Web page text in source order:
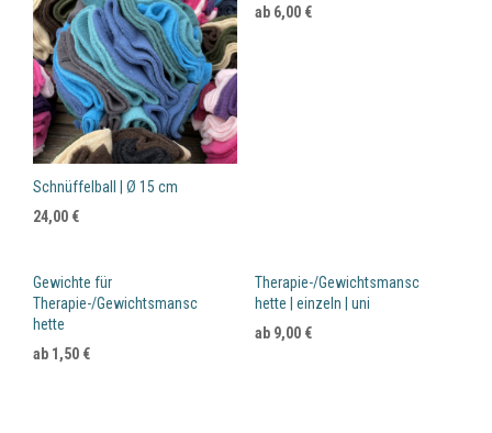
Schnüffelball | Ø 15 cm
24,00 €
ab 6,00 €
Gewichte für
Therapie-/Gewichtsmansc
hette
ab 1,50 €
Therapie-/Gewichtsmansc
hette | einzeln | uni
ab 9,00 €